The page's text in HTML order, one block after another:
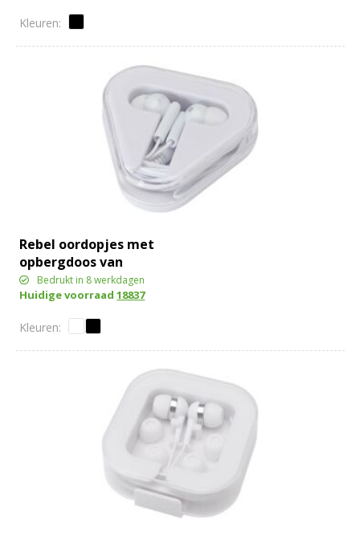
Rebel oordopjes met
opbergdoos van
gerecycled plastic
Bedrukt in 8 werkdagen
Huidige voorraad18837